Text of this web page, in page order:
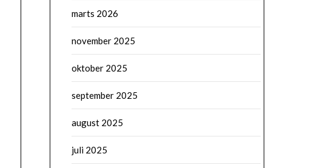
marts 2026
november 2025
oktober 2025
september 2025
august 2025
juli 2025